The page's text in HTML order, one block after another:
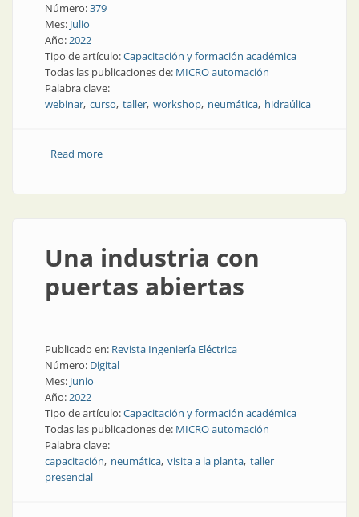
Número:379
Mes: Julio
Año:2022
Tipo de artículo:Capacitación y formación académica
Todas las publicaciones de: MICRO automación
Palabra clave:
webinar curso taller workshop neumática hidraúlica
Read moreabout Capacitación en neumática, hidráulica y más
Una industria con
puertas abiertas
Publicado en: Revista Ingeniería Eléctrica
Número: Digital
Mes: Junio
Año:2022
Tipo de artículo:Capacitación y formación académica
Todas las publicaciones de: MICRO automación
Palabra clave:
capacitación neumática visita a la planta taller
presencial